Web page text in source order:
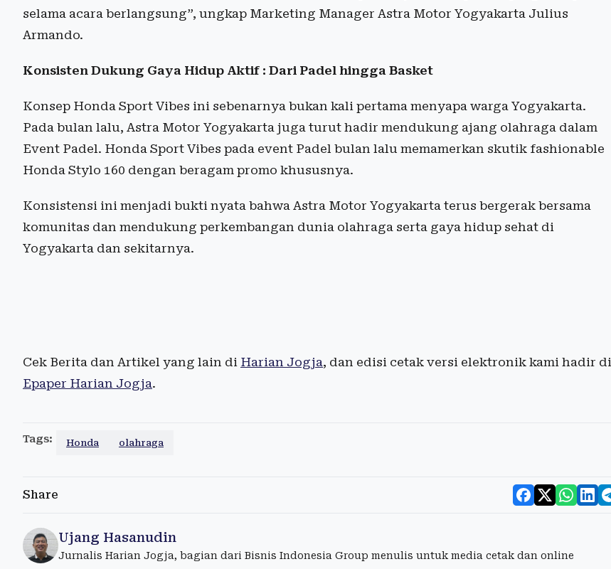
selama acara berlangsung”, ungkap Marketing Manager Astra Motor Yogyakarta Julius
Armando.
Konsisten Dukung Gaya Hidup Aktif : Dari Padel hingga Basket
Konsep Honda Sport Vibes ini sebenarnya bukan kali pertama menyapa warga Yogyakarta.
Pada bulan lalu, Astra Motor Yogyakarta juga turut hadir mendukung ajang olahraga dalam
Event Padel. Honda Sport Vibes pada event Padel bulan lalu memamerkan skutik fashionable
Honda Stylo 160 dengan beragam promo khususnya.
Konsistensi ini menjadi bukti nyata bahwa Astra Motor Yogyakarta terus bergerak bersama
komunitas dan mendukung perkembangan dunia olahraga serta gaya hidup sehat di
Yogyakarta dan sekitarnya.
Cek Berita dan Artikel yang lain di Harian Jogja, dan edisi cetak versi elektronik kami hadir di
Epaper Harian Jogja.
Tags: Honda olahraga
Share
Ujang Hasanudin
Jurnalis Harian Jogja, bagian dari Bisnis Indonesia Group menulis untuk media cetak dan online